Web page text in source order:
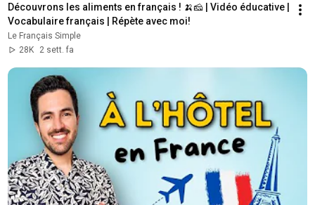
Découvrons les aliments en français ! 🍌🧀 | Vidéo éducative |
Vocabulaire français | Répète avec moi!
Le Français Simple
28K
2 sett. fa